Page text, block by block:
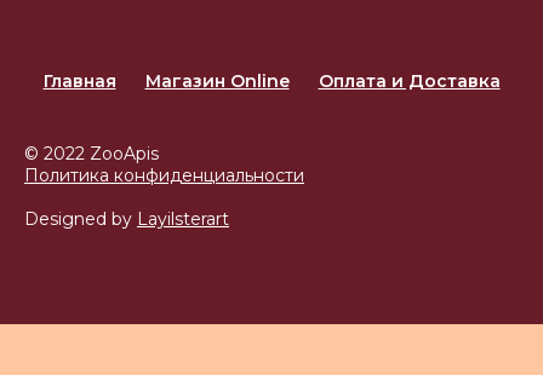
Главная Магазин Online Оплата и Доставка
© 2022 ZooApis
Политика конфиденциальности
Designed by Layilsterart